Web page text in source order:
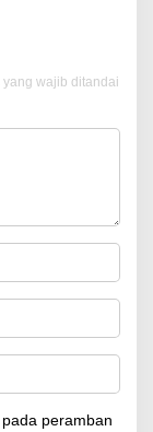
yang wajib ditandai
peramban